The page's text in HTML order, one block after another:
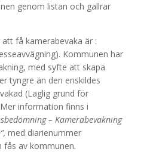
genom listan och gallrar
få kamerabevaka är :
Kommunen har
med syfte att skapa
tyngre än den enskildes
(Laglig grund för
information finns i
– Kamerabevakning
med diarienummer
fås av kommunen.